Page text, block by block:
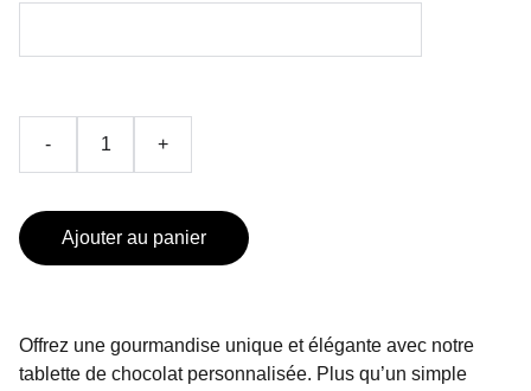
- +
Ajouter au panier
Offrez une gourmandise unique et élégante avec notre
tablette de chocolat personnalisée. Plus qu’un simple